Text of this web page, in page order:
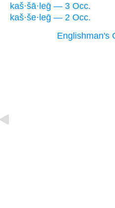
kaš·šā·leḡ — 3 Occ.
kaš·še·leḡ — 2 Occ.
Englishman's